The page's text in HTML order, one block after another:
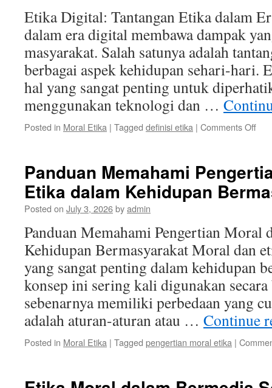
Etika Digital: Tantangan Etika dalam
dalam era digital membawa dampak
masyarakat. Salah satunya adalah
berbagai aspek kehidupan sehari-hari.
hal yang sangat penting untuk
menggunakan teknologi dan …
Posted in Moral Etika | Tagged definisi etika | Comments Offon
Era
Panduan Memahami
Etika dalam Kehidupan
Posted on July 3, 2026byadmin
Panduan Memahami Pengertian Moral
Kehidupan Bermasyarakat Moral dan
yang sangat penting dalam kehidupan
konsep ini sering kali digunakan secara
sebenarnya memiliki perbedaan yang
adalah aturan-aturan atau … Continue
Posted in Moral Etika | Tagged pengertian moral etika |